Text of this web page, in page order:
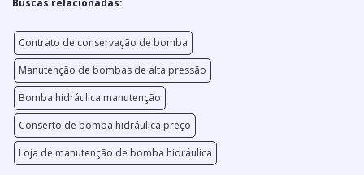
Contrato de conservação de bomba
Manutenção de bombas de alta pressão
Bomba hidráulica manutenção
Conserto de bomba hidráulica preço
Loja de manutenção de bomba hidráulica